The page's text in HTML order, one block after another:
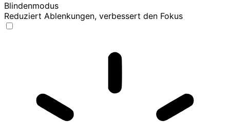
Blindenmodus
Reduziert Ablenkungen, verbessert den Fokus